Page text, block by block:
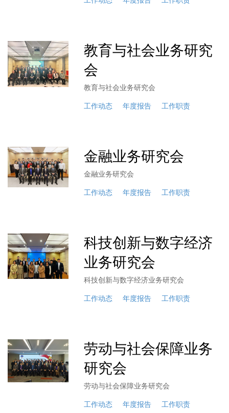
教育与社会业务研究
会
教育与社会业务研究会
工作动态 年度报告 工作职责
金融业务研究会
金融业务研究会
工作动态 年度报告 工作职责
科技创新与数字经济
业务研究会
科技创新与数字经济业务研究会
工作动态 年度报告 工作职责
劳动与社会保障业务
研究会
劳动与社会保障业务研究会
工作动态 年度报告 工作职责